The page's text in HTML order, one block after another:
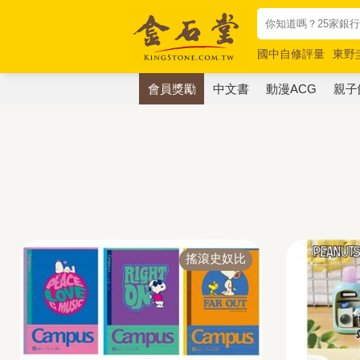
國中自修評量
東野
唯紅花綻放
奧德賽
會員獎勵 中文書 動漫ACG 親
搖滾史奴比